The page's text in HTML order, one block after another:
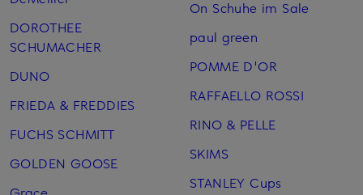
DOROTHEE
SCHUMACHER
DUNO
FRIEDA & FREDDIES
FUCHS SCHMITT
GOLDEN GOOSE
On Schuhe im Sale
paul green
POMME D'OR
RAFFAELLO ROSSI
RINO & PELLE
SKIMS
STANLEY Cups